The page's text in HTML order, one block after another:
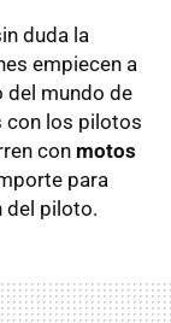
duda la
empiecen a
mundo de
con los pilotos
con motos
para
del piloto.